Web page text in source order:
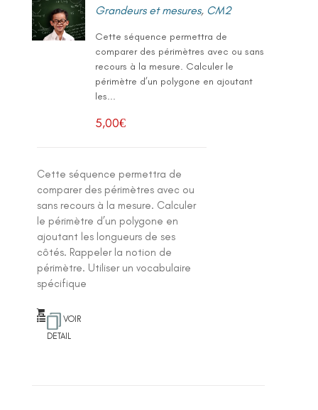
Grandeurs et mesures, CM2
Cette séquence permettra de
comparer des périmètres avec ou sans
recours à la mesure. Calculer le
périmètre d’un polygone en ajoutant
les...
5,00€
Cette séquence permettra de
comparer des périmètres avec ou
sans recours à la mesure. Calculer
le périmètre d’un polygone en
ajoutant les longueurs de ses
côtés. Rappeler la notion de
périmètre. Utiliser un vocabulaire
spécifique
VOIR
DETAIL